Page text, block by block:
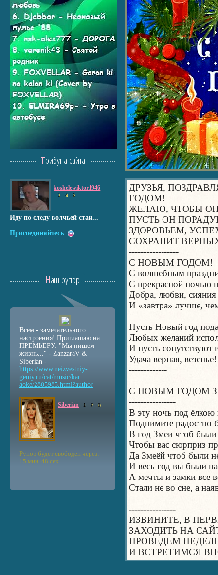
ДРУЗЬЯ,
ГОДОМ!
ЖЕЛАЮ, ЧТОБЫ
ПУСТЬ ОН
ЗДОРОВЬЕМ,
СОХРАНИТ
-----------------
С НОВЫМ ГОДОМ!
С волшебным
С прекрасной ночью
Добра, любви, сияния
И «завтра» лучше,
Пусть Новый год
Любых желаний
И пусть сопутствуют
Удача верная, везенье!
-------------
С НОВЫМ ГОДОМ
----------------
В эту ночь под ёлкою
Поднимите радостно
В год Змеи чтоб были
Чтобы вас сюрприз
Да Змеёй чтоб были
И весь год вы были на
А мечты и замки все
Стали не во сне, а
----------------
ИЗВИНИТЕ, В
ЗАХОДИТЬ НА
ПРОВЕДЁМ
И ВСТРЕТИМСЯ
Трибуна сайта
koshelewiktor1946
1 4 2
Иду по следу волчьей стаи...
Присоединяйтесь
Наш рупор
Всем - замечательного
настроения! Приглашаю на
ПРЕМЬЕРУ: "Мы пишем
жизнь..." - ZanzaraV &
Siberian -
https://www.neizvestniy-
geniy.ru/cat/music/kar
aoke/2805985.html?author
Siberian 1 7 0
Рупор будет свободен через:
15 мин. 48 сек.